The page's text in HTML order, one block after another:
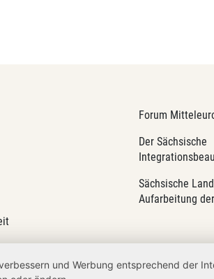
Forum
Der Sächsische
Sächsische
Aufarbeitung
und Werbung entsprechend der